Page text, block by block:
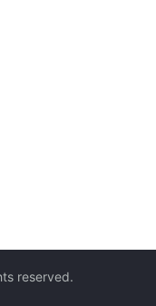
reserved.